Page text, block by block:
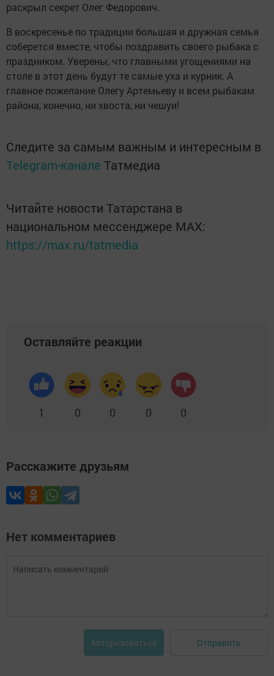
раскрыл секрет Олег Федорович.
В воскресенье по традиции большая и дружная семья
соберется вместе, чтобы поздравить своего рыбака с
праздником. Уверены, что главными угощениями на
столе в этот день будут те самые уха и курник. А
главное пожелание Олегу Артемьеву и всем рыбакам
района, конечно, ни хвоста, ни чешуи!
Следите за самым важным и интересным в
Telegram-канале Татмедиа
Читайте новости Татарстана в
национальном мессенджере MАХ:
https://max.ru/tatmedia
Оставляйте реакции
1 0 0 0 0
Расскажите друзьям
Нет комментариев
Авторизоваться Отправить